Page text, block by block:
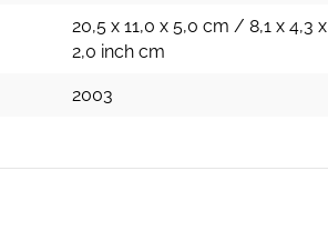
20,5 x 11,0 x 5,0 cm / 8,1 x 4,3 x
2,0 inch cm
2003